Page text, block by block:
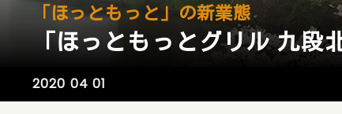
「ほっともっと」の新業態
「ほっともっとグリル 九
2020 04 01